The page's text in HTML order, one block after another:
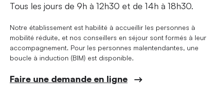
Tous les jours de 9h à 12h30 et de 14h à 18h30.
Notre établissement est habilité à accueillir les personnes à
mobilité réduite, et nos conseillers en séjour sont formés à leur
accompagnement. Pour les personnes malentendantes, une
boucle à induction (BIM) est disponible.
Faire une demande en ligne